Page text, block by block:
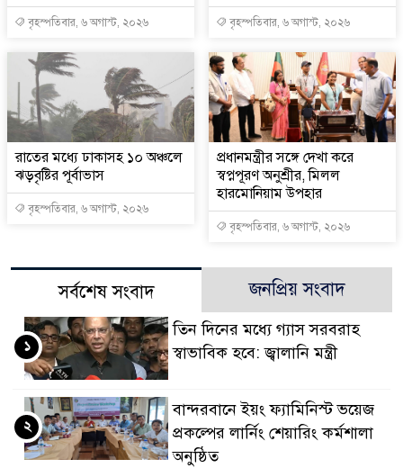
বৃহস্পতিবার, ৬ অগাস্ট, ২০২৬ বৃহস্পতিবার, ৬ অগাস্ট, ২০২৬
রাতের মধ্যে ঢাকাসহ ১০ অঞ্চলে
ঝড়বৃষ্টির পূর্বাভাস
বৃহস্পতিবার, ৬ অগাস্ট, ২০২৬
প্রধানমন্ত্রীর সঙ্গে দেখা করে
স্বপ্নপূরণ অনুশ্রীর, মিলল
হারমোনিয়াম উপহার
বৃহস্পতিবার, ৬ অগাস্ট, ২০২৬
সর্বশেষ সংবাদ জনপ্রিয় সংবাদ
তিন দিনের মধ্যে গ্যাস সরবরাহ
স্বাভাবিক হবে: জ্বালানি মন্ত্রী
১
বান্দরবানে ইয়ং ফ্যামিনিস্ট ভয়েজ
প্রকল্পের লার্নিং শেয়ারিং কর্মশালা
অনুষ্ঠিত
২